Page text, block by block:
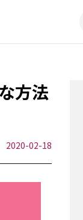
方法
2020-02-18